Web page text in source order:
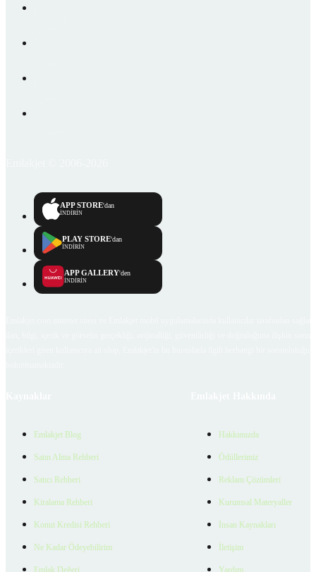
APP STORE'dan
İNDİRİN
PLAY STORE'dan
İNDİRİN
APP GALLERY'den
İNDİRİN
Emlakjet Blog
Satın Alma Rehberi
Satıcı Rehberi
Kiralama Rehberi
Konut Kredisi Rehberi
Ne Kadar Ödeyebilirim
Emlak Değeri
Hakkımızda
Ödüllerimiz
Reklam Çözümleri
Kurumsal Materyaller
İnsan Kaynakları
İletişim
Yardım